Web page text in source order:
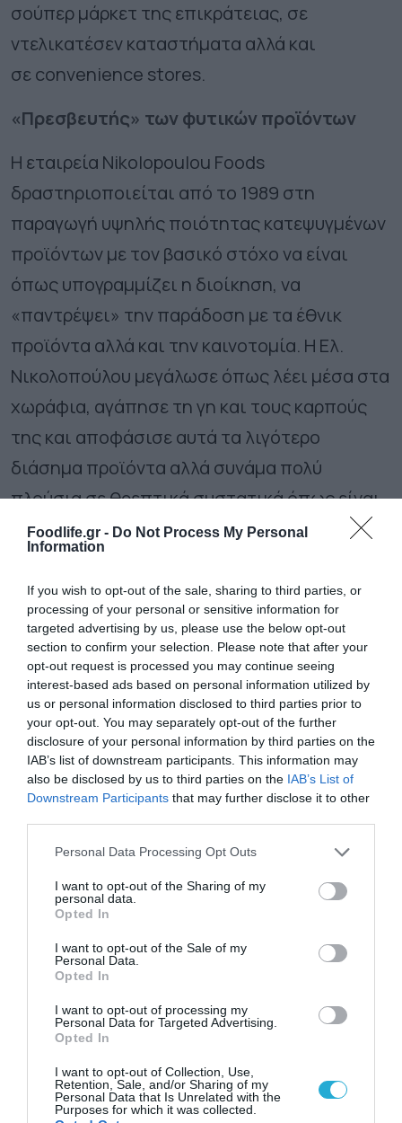
Foodlife.gr - Do Not Process My Personal
Information
If you wish to opt-out of the sale, sharing to third parties, or
processing of your personal or sensitive information for
targeted advertising by us, please use the below opt-out
section to confirm your selection. Please note that after your
opt-out request is processed you may continue seeing
interest-based ads based on personal information utilized by
us or personal information disclosed to third parties prior to
your opt-out. You may separately opt-out of the further
disclosure of your personal information by third parties on the
IAB’s list of downstream participants. This information may
also be disclosed by us to third parties on the IAB’s List of
Downstream Participants that may further disclose it to other
Please note that this website/app uses one or more Google
not limited to your visit or usage behaviour. You may click to
grant or deny consent to Google and its third-party tags to
use your data for below specified purposes in below Google
consent section.
Personal Data Processing Opt Outs
I want to opt-out of the Sharing of my
personal data.
Opted In
I want to opt-out of the Sale of my
Personal Data.
Opted In
I want to opt-out of processing my
Personal Data for Targeted Advertising.
Opted In
I want to opt-out of Collection, Use,
Retention, Sale, and/or Sharing of my
Personal Data that Is Unrelated with the
Purposes for which it was collected.
σούπερ μάρκετ της επικράτειας, σε
ντελικατέσεν καταστήματα αλλά και
σε convenience stores.
«Πρεσβευτής» των φυτικών προϊόντων
H εταιρεία Nikolopoulou Foods
δραστηριοποιείται από το 1989 στη
παραγωγή υψηλής ποιότητας κατεψυγμένων
προϊόντων με τον βασικό στόχο να είναι
όπως υπογραμμίζει η διοίκηση, να
«παντρέψει» την παράδοση με τα έθνικ
προϊόντα αλλά και την καινοτομία. Η Ελ.
Νικολοπούλου μεγάλωσε όπως λέει μέσα στα
χωράφια, αγάπησε τη γη και τους καρπούς
της και αποφάσισε αυτά τα λιγότερο
διάσημα προϊόντα αλλά συνάμα πολύ
πλούσια σε θρεπτικά συστατικά όπως είναι
το λάχανο, το πράσο, τα κολοκύθια και τα
όσπρια, να τα «φέρει» στη κορυφή
αναδεικνύοντας όλα τα ποιοτικά τους
χαρακτηριστικά.
Προχώρησε στη μεταποίηση των αγροτικών
προϊόντων, συνδύασε την ασιατική κουζίνα
που βασίζεται κυρίως στη χρήση λαχανικών
με την ελληνική πρώτη ύλη και δημιούργησε
τη πρώτη σειρά ασιατικών προϊόντων στην
samosas, dumplings και τα wonton με την
ίδια να γίνεται ουσιαστικά «πρεσβευτής»
της φυτικής διατροφής. Ωστόσο, η διοίκηση
δεν σταμάτησε εδώ, επένδυσε στη ανάπτυξη
του τμήματος Έρευνας και Ανάπτυξης της
εταιρείας, συνεργάστηκε με
την VeganSociety στο Λονδίνο και
δημιούργησε τα ελληνικά vegan γεύματα, ενώ
μετά από λίγο καιρό ήρθε η συνεργασία με το